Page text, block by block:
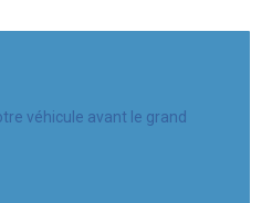
véhicule avant le grand